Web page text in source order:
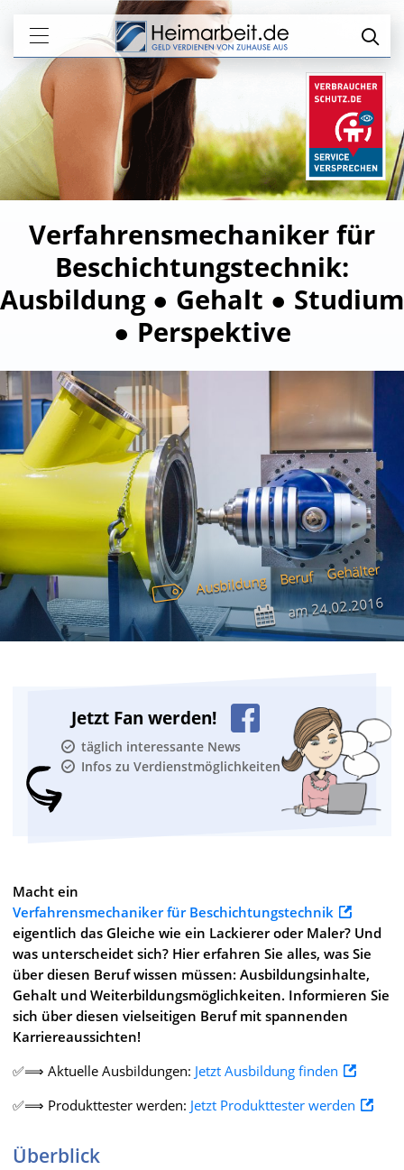
Verfahrensmechaniker für
Beschichtungstechnik:
Ausbildung ● Gehalt ● Studium
● Perspektive
Ausbildung Beruf Gehälter
am24.02.2016
Jetzt Fan werden!
täglich interessante News
Infos zu Verdienstmöglichkeiten
Macht ein
Verfahrensmechaniker für Beschichtungstechnik
eigentlich das Gleiche wie ein Lackierer oder Maler? Und
was unterscheidet sich? Hier erfahren Sie alles, was Sie
über diesen Beruf wissen müssen: Ausbildungsinhalte,
Gehalt und Weiterbildungsmöglichkeiten. Informieren Sie
sich über diesen vielseitigen Beruf mit spannenden
Karriereaussichten!
✅⟹ Aktuelle Ausbildungen: Jetzt Ausbildung finden
✅⟹ Produkttester werden: Jetzt Produkttester werden
Überblick